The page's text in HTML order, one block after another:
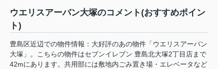
ウエリスアーバン大塚のコメント(おすすめポイン
ト)
豊島区近辺での物件情報：大好評のあの物件「ウエリスアーバン
大塚」。こちらの物件はセブンイレブン 豊島北大塚2丁目店まで
42mにあります。共用部には敷地内ごみ置き場・エレベータなど